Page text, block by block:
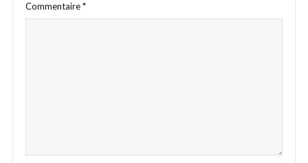
Commentaire*